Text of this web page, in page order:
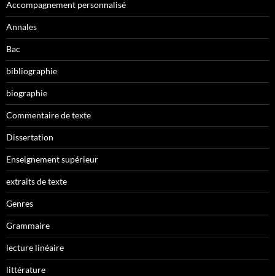
Accompagnement personnalisé
Annales
Bac
bibliographie
biographie
Commentaire de texte
Dissertation
Enseignement supérieur
extraits de texte
Genres
Grammaire
lecture linéaire
littérature